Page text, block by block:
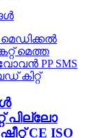
പില്ലോ
CE ISO